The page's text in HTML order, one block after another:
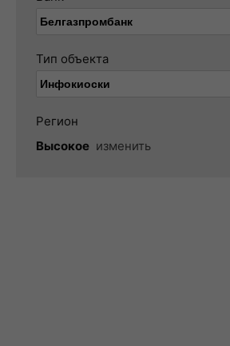
Тип объекта
Регион
Высокое изменить